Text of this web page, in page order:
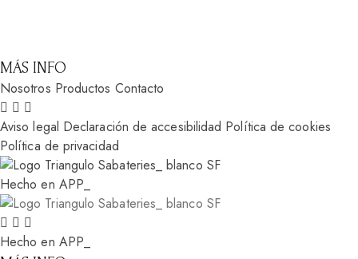
MÁS INFO
Nosotros Productos Contacto
Aviso legal Declaración de accesibilidad Política de cookies
Política de privacidad
Hecho en APP_
Hecho en APP_